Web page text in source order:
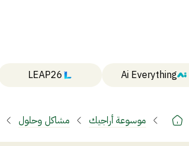
Ai Everything
LEAP26
موسوعة أراجيك مشاكل وحلول